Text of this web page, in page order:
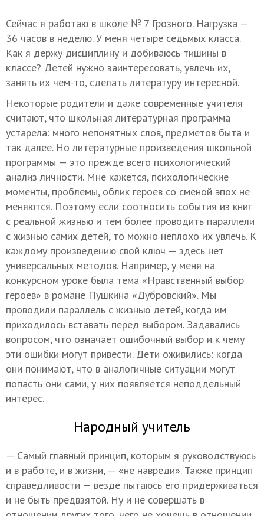
Сейчас я работаю в школе № 7 Грозного. Нагрузка —
36 часов в неделю. У меня четыре седьмых класса.
Как я держу дисциплину и добиваюсь тишины в
классе? Детей нужно заинтересовать, увлечь их,
занять их чем-то, сделать литературу интересной.
Некоторые родители и даже современные учителя
считают, что школьная литературная программа
устарела: много непонятных слов, предметов быта и
так далее. Но литературные произведения школьной
программы — это прежде всего психологический
анализ личности. Мне кажется, психологические
моменты, проблемы, облик героев со сменой эпох не
меняются. Поэтому если соотносить события из книг
с реальной жизнью и тем более проводить параллели
с жизнью самих детей, то можно неплохо их увлечь. К
каждому произведению свой ключ — здесь нет
универсальных методов. Например, у меня на
конкурсном уроке была тема «Нравственный выбор
героев» в романе Пушкина «Дубровский». Мы
проводили параллель с жизнью детей, когда им
приходилось вставать перед выбором. Задавались
вопросом, что означает ошибочный выбор и к чему
эти ошибки могут привести. Дети оживились: когда
они понимают, что в аналогичные ситуации могут
попасть они сами, у них появляется неподдельный
интерес.
Народный учитель
— Самый главный принцип, которым я руководствуюсь
и в работе, и в жизни, — «не навреди». Также принцип
справедливости — везде пытаюсь его придерживаться
и не быть предвзятой. Ну и не совершать в